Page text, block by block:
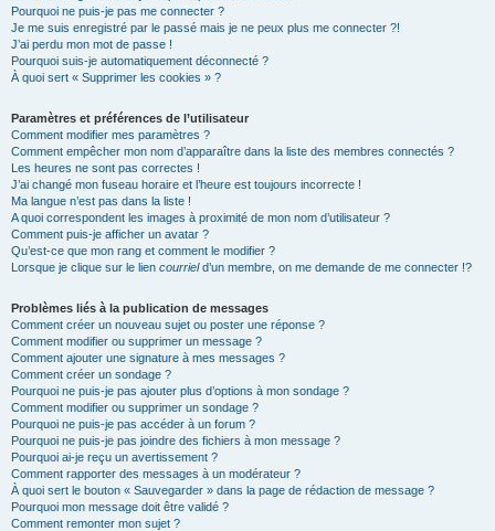
Pourquoi ne puis-je pas me connecter ?
Je me suis enregistré par le passé mais je ne peux plus me connecter ?!
J’ai perdu mon mot de passe !
Pourquoi suis-je automatiquement déconnecté ?
À quoi sert « Supprimer les cookies » ?
Paramètres et préférences de l’utilisateur
Comment modifier mes paramètres ?
Comment empêcher mon nom d’apparaître dans la liste des membres connectés ?
Les heures ne sont pas correctes !
J’ai changé mon fuseau horaire et l’heure est toujours incorrecte !
Ma langue n’est pas dans la liste !
A quoi correspondent les images à proximité de mon nom d’utilisateur ?
Comment puis-je afficher un avatar ?
Qu’est-ce que mon rang et comment le modifier ?
Lorsque je clique sur le lien courrield’un membre, on me demande de me connecter !?
Problèmes liés à la publication de messages
Comment créer un nouveau sujet ou poster une réponse ?
Comment modifier ou supprimer un message ?
Comment ajouter une signature à mes messages ?
Comment créer un sondage ?
Pourquoi ne puis-je pas ajouter plus d’options à mon sondage ?
Comment modifier ou supprimer un sondage ?
Pourquoi ne puis-je pas accéder à un forum ?
Pourquoi ne puis-je pas joindre des fichiers à mon message ?
Pourquoi ai-je reçu un avertissement ?
Comment rapporter des messages à un modérateur ?
À quoi sert le bouton « Sauvegarder » dans la page de rédaction de message ?
Pourquoi mon message doit être validé ?
Comment remonter mon sujet ?